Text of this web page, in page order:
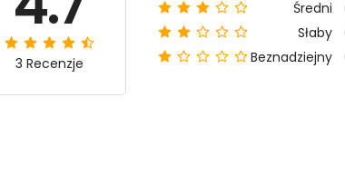
3 Recenzje
Średni
Słaby
Beznadziejny